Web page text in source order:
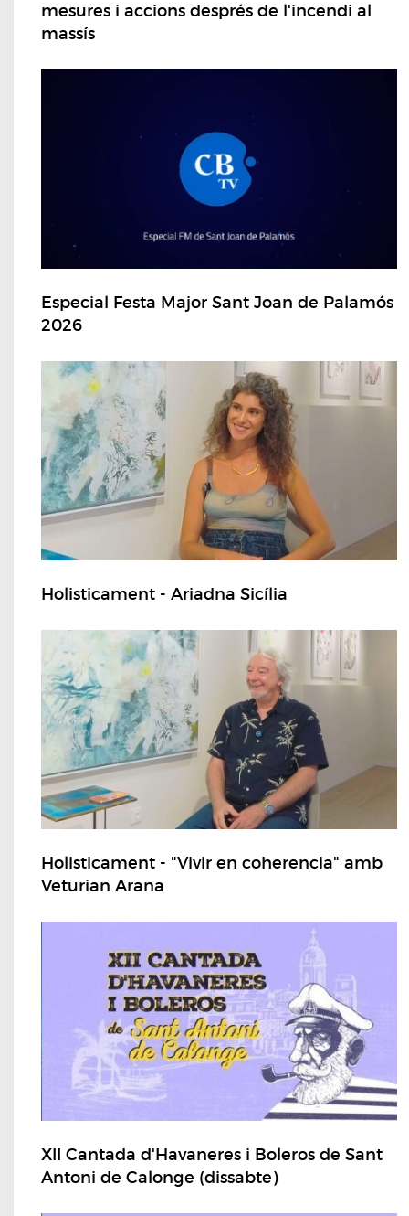
mesures i accions després de l'incendi al
massís
Especial Festa Major Sant Joan de Palamós
2026
Holisticament - Ariadna Sicília
Holisticament - "Vivir en coherencia" amb
Veturian Arana
XII Cantada d'Havaneres i Boleros de Sant
Antoni de Calonge (dissabte)